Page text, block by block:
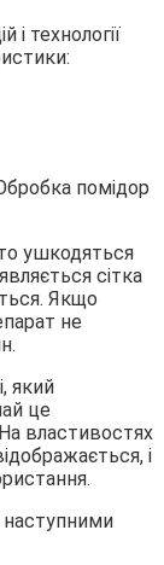
і технології
ушкодяться
сітка
Якщо
не
який
це
властивостях
і
наступними